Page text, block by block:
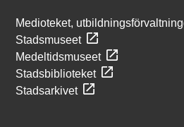
Medioteket,
Stadsmuseet
Medeltidsmuseet
Stadsbiblioteket
Stadsarkivet